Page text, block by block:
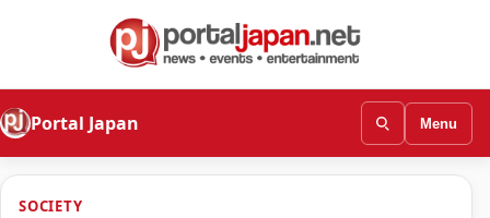
Portal Japan Menu
SOCIETY